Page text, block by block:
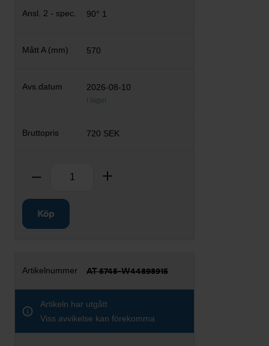
90° 1
570
2026-08-10
I lager
720 SEK
Ta bort
Köp
AT 5745-W44898915
Artikeln har utgått
Viss avvikelse kan förekomma